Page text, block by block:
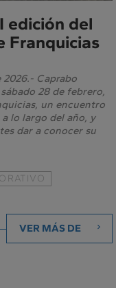
edición del
Franquicias
Caprabo
28 de febrero,
un encuentro
lo largo del año, y
dar a conocer su
VER MÁS DE